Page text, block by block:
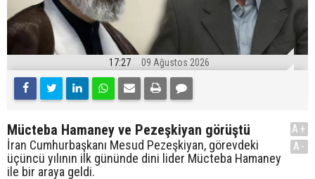
17:27 09 Ağustos 2026
Mücteba Hamaney ve Pezeşkiyan görüştü
İran Cumhurbaşkanı Mesud Pezeşkiyan, görevdeki
üçüncü yılının ilk gününde dini lider Mücteba Hamaney
ile bir araya geldi.
A+
A-